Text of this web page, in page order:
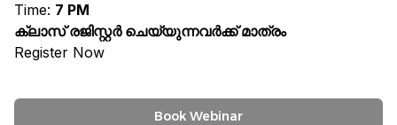
Time: 7 PM
ക്ലാസ് രജിസ്റ്റർ ചെയ്യുന്നവർക്ക് മാത്രം
Register Now
Book Webinar